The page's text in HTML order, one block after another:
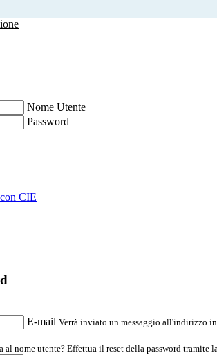
Nome Utente
Password
CIE
E-mail Verrà inviato un messaggio all'indirizzo
al nome utente? Effettua il reset della password tramite